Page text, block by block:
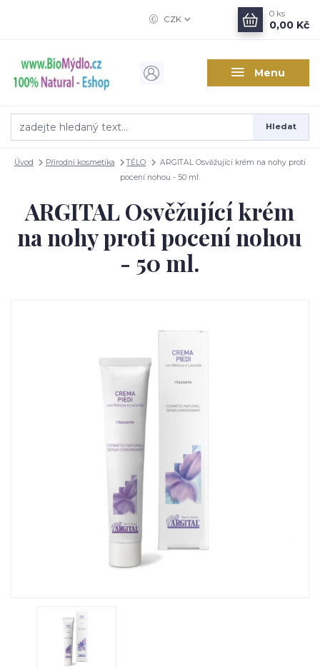
Menu
CZK
Hledat
0 ks
0,00 Kč
Úvod Přírodní kosmetika TĚLO
ARGITAL Osvěžující krém na nohy proti
pocení nohou - 50 ml.
ARGITAL Osvěžující krém
na nohy proti pocení nohou
- 50 ml.